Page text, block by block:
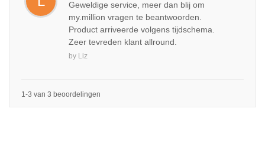
Geweldige service, meer dan blij om
my.million vragen te beantwoorden.
Product arriveerde volgens tijdschema.
Zeer tevreden klant allround.
by Liz
1-3 van 3 beoordelingen